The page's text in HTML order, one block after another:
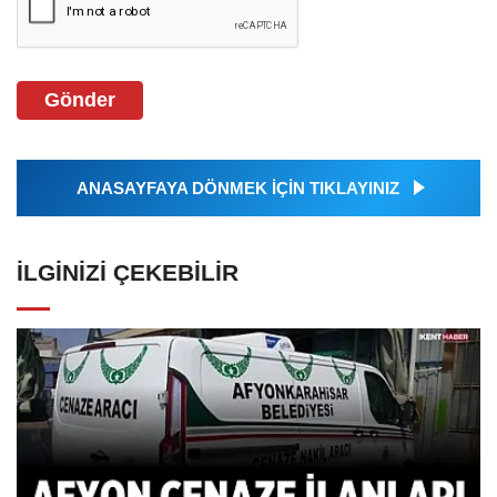
Gönder
ANASAYFAYA DÖNMEK İÇİN TIKLAYINIZ
İLGINIZI ÇEKEBILIR